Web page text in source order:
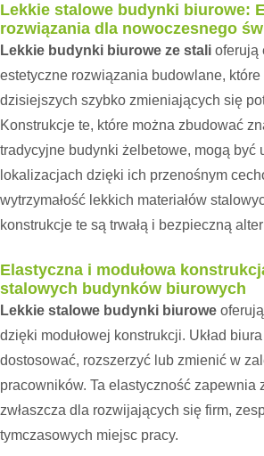
Lekkie stalowe budynki biurowe:
rozwiązania dla nowoczesnego
Lekkie budynki biurowe ze stali oferują
estetyczne rozwiązania budowlane,
dzisiejszych szybko zmieniających się
Konstrukcje te, które można zbudować
tradycyjne budynki żelbetowe, mogą być
lokalizacjach dzięki ich przenośnym
wytrzymałość lekkich materiałów
konstrukcje te są trwałą i bezpieczną
Elastyczna i modułowa
stalowych budynków biurowych
Lekkie stalowe budynki biurowe
dzięki modułowej konstrukcji. Układ
dostosować, rozszerzyć lub zmienić w
pracowników. Ta elastyczność zapewnia
zwłaszcza dla rozwijających się firm,
tymczasowych miejsc pracy.